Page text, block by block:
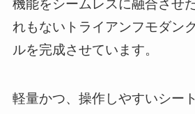
機能をシームレスに融合させ
れもないトライアンフモダン
ルを完成させています。
軽量かつ、操作しやすいシー